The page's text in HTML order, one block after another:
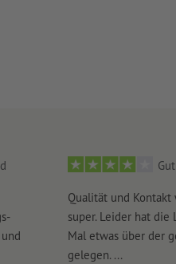
Gut
Qualität und
super. Leider hat
Mal etwas über der
gelegen. ...